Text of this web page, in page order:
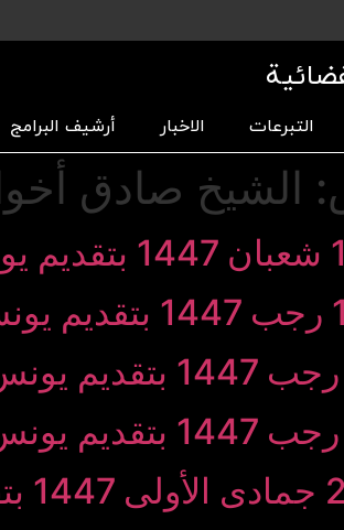
التبرعات الاخبار أرشیف البرامج
الشيخ صادق